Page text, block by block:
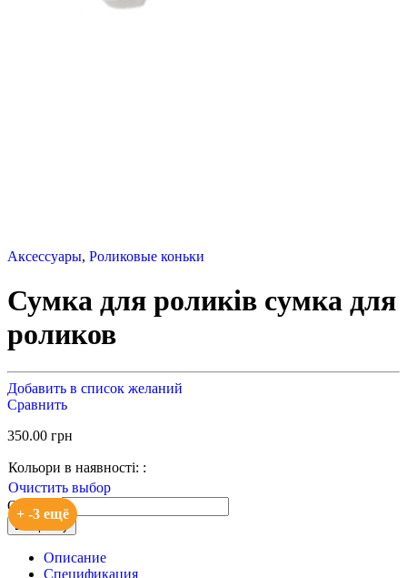
Аксессуары, Роликовые коньки
Сумка для роликів сумка для
роликов
Добавить в список желаний
Сравнить
350.00 грн
Кольори в наявності: :
+ -3 ещё
Очистить выбор
Quantity
В корзину
Описание
Спецификация